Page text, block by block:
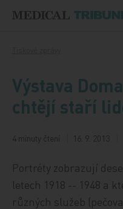
Výstava
chtějí staří
4 minuty čtení 16. 9. 2013
Portréty zobrazují
letech 1918 -- 1948 a
různých služeb